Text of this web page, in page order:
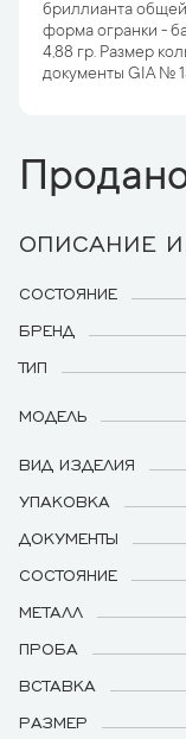
бриллианта общей
форма огранки -
4,88 гр. Размер
документы GIA №
ОПИСАНИЕ И
СОСТОЯНИЕ
БРЕНД
ТИП
МОДЕЛЬ
ВИД ИЗДЕЛИЯ
УПАКОВКА
ДОКУМЕНТЫ
СОСТОЯНИЕ
МЕТАЛЛ
ПРОБА
ВСТАВКА
РАЗМЕР